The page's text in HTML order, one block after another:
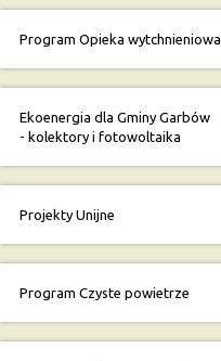
Program Opieka wytchnieniowa
Ekoenergia dla Gminy Garbów
- kolektory i fotowoltaika
Projekty Unijne
Program Czyste powietrze